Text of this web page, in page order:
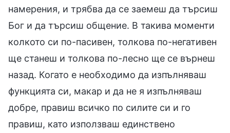
намерения, и трябва да се заемеш да търсиш
Бог и да търсиш общение. В такива моменти
колкото си по-пасивен, толкова по-негативен
ще станеш и толкова по-лесно ще се върнеш
назад. Когато е необходимо да изпълняваш
функцията си, макар и да не я изпълняваш
добре, правиш всичко по силите си и го
правиш, като използваш единствено